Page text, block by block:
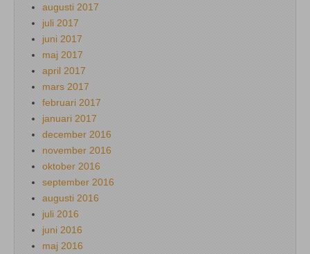
augusti 2017
juli 2017
juni 2017
maj 2017
april 2017
mars 2017
februari 2017
januari 2017
december 2016
november 2016
oktober 2016
september 2016
augusti 2016
juli 2016
juni 2016
maj 2016